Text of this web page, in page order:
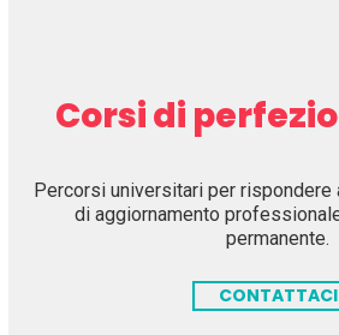
Corsi di
Percorsi universitari per
di aggiornamento
permanente.
CONTATTACI